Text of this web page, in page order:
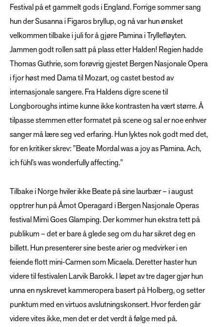
Festival på et gammelt gods i England. Forrige sommer sang
hun der Susanna i Figaros bryllup, og nå var hun ønsket
velkommen tilbake i juli for å gjøre Pamina i Tryllefløyten.
Jammen godt rollen satt på plass etter Halden! Regien hadde
Thomas Guthrie, som forøvrig gjestet Bergen Nasjonale Opera
i fjor høst med Dama til Mozart, og castet bestod av
internasjonale sangere. Fra Haldens digre scene til
Longboroughs intime kunne ikke kontrasten ha vært større. Å
tilpasse stemmen etter formatet på scene og sal er noe enhver
sanger må lære seg ved erfaring. Hun lyktes nok godt med det,
for en kritiker skrev: ”Beate Mordal was a joy as Pamina. Ach,
ich fühl’s was wonderfully affecting.”
Tilbake i Norge hviler ikke Beate på sine laurbær – i august
opptrer hun på Åmot Operagard i Bergen Nasjonale Operas
festival Mimì Goes Glamping. Der kommer hun ekstra tett på
publikum – det er bare å glede seg om du har sikret deg en
billett. Hun presenterer sine beste arier og medvirker i en
feiende flott mini-Carmen som Micaela. Deretter haster hun
videre til festivalen Larvik Barokk. I løpet av tre dager gjør hun
unna en nyskrevet kammeropera basert på Holberg, og setter
punktum med en virtuos avslutningskonsert. Hvor ferden går
videre vites ikke, men det er det verdt å følge med på.